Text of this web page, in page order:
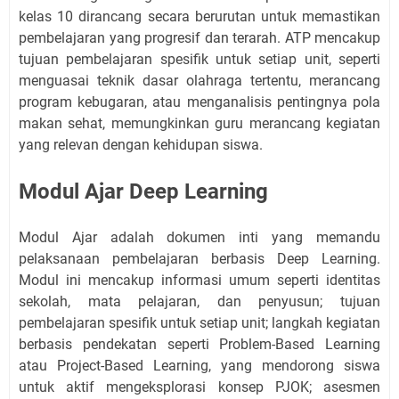
kelas 10 dirancang secara berurutan untuk memastikan
pembelajaran yang progresif dan terarah. ATP mencakup
tujuan pembelajaran spesifik untuk setiap unit, seperti
menguasai teknik dasar olahraga tertentu, merancang
program kebugaran, atau menganalisis pentingnya pola
makan sehat, memungkinkan guru merancang kegiatan
yang relevan dengan kehidupan siswa.
Modul Ajar Deep Learning
Modul Ajar adalah dokumen inti yang memandu
pelaksanaan pembelajaran berbasis Deep Learning.
Modul ini mencakup informasi umum seperti identitas
sekolah, mata pelajaran, dan penyusun; tujuan
pembelajaran spesifik untuk setiap unit; langkah kegiatan
berbasis pendekatan seperti Problem-Based Learning
atau Project-Based Learning, yang mendorong siswa
untuk aktif mengeksplorasi konsep PJOK; asesmen